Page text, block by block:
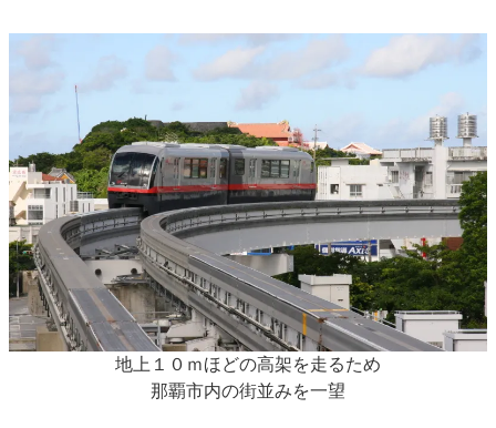
地上１０ｍほどの高架を走るため
那覇市内の街並みを一望